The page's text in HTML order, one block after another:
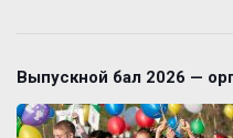
Выпускной бал 2026 —